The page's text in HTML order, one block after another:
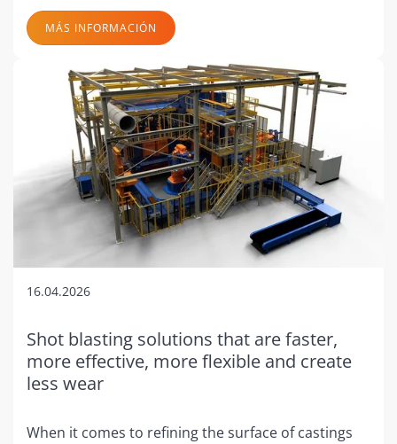
MÁS INFORMACIÓN
16.04.2026
Shot blasting solutions that are faster,
more effective, more flexible and create
less wear
When it comes to refining the surface of castings